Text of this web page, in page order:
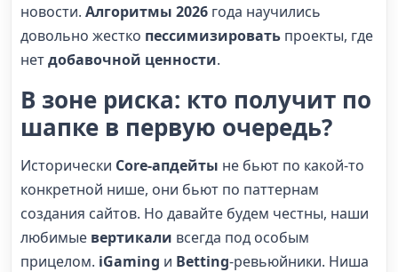
новости. Алгоритмы 2026 года научились
довольно жестко пессимизировать проекты, где
нетдобавочной ценности.
В зоне риска: кто получит по
шапке в первую очередь?
Исторически Core-апдейты не бьют по какой-то
конкретной нише, они бьют по паттернам
создания сайтов. Но давайте будем честны, наши
любимые вертикали всегда под особым
прицелом. iGaming и Betting-ревьюйники. Ниша